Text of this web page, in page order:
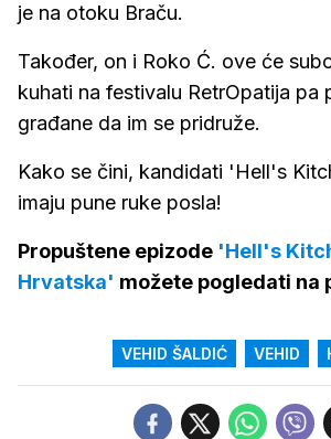
je na otoku Braču.
Također, on i Roko Ć. ove će
kuhati na festivalu RetrOpatija pa
građane da im se pridruže.
Kako se čini, kandidati 'Hell's
imaju pune ruke posla!
Propuštene epizode 'Hell's
Hrvatska' možete pogledati na
VEHID ŠALDIĆ VEHID